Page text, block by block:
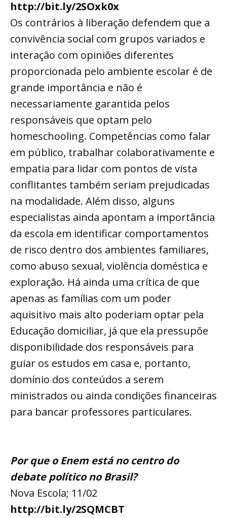
http://bit.ly/2SOxk0x
Os contrários à liberação defendem que a
convivência social com grupos variados e
interação com opiniões diferentes
proporcionada pelo ambiente escolar é de
grande importância e não é
necessariamente garantida pelos
responsáveis que optam pelo
homeschooling. Competências como falar
em público, trabalhar colaborativamente e
empatia para lidar com pontos de vista
conflitantes também seriam prejudicadas
na modalidade. Além disso, alguns
especialistas ainda apontam a importância
da escola em identificar comportamentos
de risco dentro dos ambientes familiares,
como abuso sexual, violência doméstica e
exploração. Há ainda uma crítica de que
apenas as famílias com um poder
aquisitivo mais alto poderiam optar pela
Educação domiciliar, já que ela pressupõe
disponibilidade dos responsáveis para
guiar os estudos em casa e, portanto,
domínio dos conteúdos a serem
ministrados ou ainda condições financeiras
para bancar professores particulares.
Por que o Enem está no centro do
debate político no Brasil?
Nova Escola; 11/02
http://bit.ly/2SQMCBT